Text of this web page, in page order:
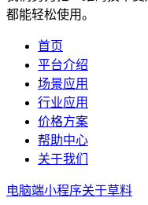
都能轻松使用。
首页
平台介绍
场景应用
行业应用
价格方案
帮助中心
关于我们
电脑端小程序关于草料